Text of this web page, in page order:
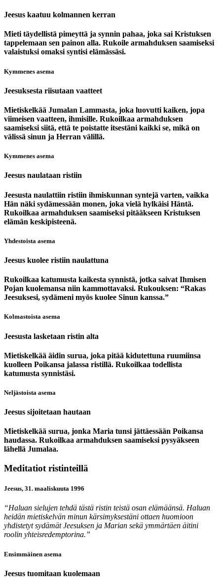
Jeesus kaatuu kolmannen kerran
Mieti täydellistä pimeyttä ja synnin pahaa, joka sai Kristuksen
tappelemaan sen painon alla. Rukoile armahduksen saamiseksi
valaistuksi omaksi syntisi elämässäsi.
Kymmenes asema
Jeesuksesta riisutaan vaatteet
Mietiskelkää Jumalan Lammasta, joka luovutti kaiken, jopa
viimeisen vaatteen, ihmisille. Rukoilkaa armahduksen
saamiseksi siitä, että te poistatte itsestäni kaikki se, mikä on
välissä sinun ja Herran välillä.
Kymmenes asema
Jeesus naulataan ristiin
Jeesusta naulattiin ristiin ihmiskunnan syntejä varten, vaikka
Hän näki sydämessään monen, joka vielä hylkäisi Häntä.
Rukoilkaa armahduksen saamiseksi pitääkseen Kristuksen
elämän keskipisteenä.
Yhdestoista asema
Jeesus kuolee ristiin naulattuna
Rukoilkaa katumusta kaikesta synnistä, jotka saivat Ihmisen
Pojan kuolemansa niin kammottavaksi. Rukouksen: “Rakas
Jeesuksesi, sydämeni myös kuolee Sinun kanssa.”
Kolmastoista asema
Jeesusta lasketaan ristin alta
Mietiskelkää äidin surua, joka pitää kidutettuna ruumiinsa
kuolleen Poikansa jalassa ristillä. Rukoilkaa todellista
katumusta synnistäsi.
Neljästoista asema
Jeesus sijoitetaan hautaan
Mietiskelkää surua, jonka Maria tunsi jättäessään Poikansa
haudassa. Rukoilkaa armahduksen saamiseksi pysyäkseen
lähellä Jumalaa.
Meditatiot ristinteillä
Jeesus, 31. maaliskuuta 1996
“Haluan sielujen tehdä tästä ristin teistä osan elämäänsä. Haluan
heidän mietiskelvän minun kärsimyksestäni ottaen huomioon
yhdistetyt sydämät Jeesuksen ja Marian sekä ymmärtäen äitini
roolin yhteisredemptorina.”
Ensimmäinen asema
Jeesus tuomitaan kuolemaan